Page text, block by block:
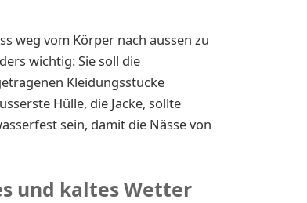
weg vom Körper nach aussen zu
wichtig: Sie soll die
Kleidungsstücke
Hülle, die Jacke, sollte
sein, damit die Nässe von
und kaltes Wetter